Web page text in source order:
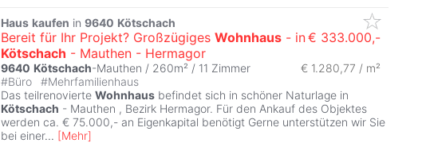
Haus kaufen in 9640 Kötschach
Bereit für Ihr Projekt? Großzügiges Wohnhaus - in
Kötschach - Mauthen - Hermagor
€ 333.000,-
9640 Kötschach-Mauthen / 260m² / 11 Zimmer
€ 1.280,77 / m²
#Büro #Mehrfamilienhaus
Das teilrenovierte Wohnhaus befindet sich in schöner Naturlage in
Kötschach - Mauthen , Bezirk Hermagor. Für den Ankauf des Objektes
werden ca. € 75.000,- an Eigenkapital benötigt Gerne unterstützen wir Sie
bei einer... [Mehr]